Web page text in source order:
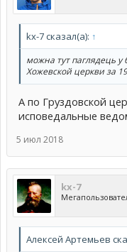
kx-7 сказал(а): ↑
можна тут паглядець
Хожевской церкви за
А по Груздовской
исповедальные
5 июл 2018
kx-7
Алексей Артемьев